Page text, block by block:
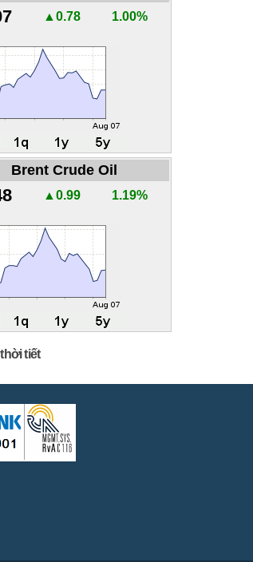
▲0.78 1.00%
Brent Crude Oil
▲0.99 1.19%
tiết